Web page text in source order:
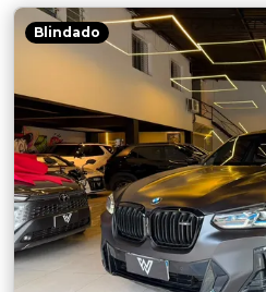
Blindado